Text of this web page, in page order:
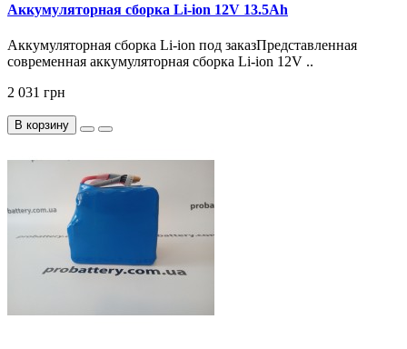
Аккумуляторная сборка Li-ion 12V 13.5Ah
Аккумуляторная сборка Li-ion под заказПредставленная
современная аккумуляторная сборка Li-ion 12V ..
2 031 грн
В корзину